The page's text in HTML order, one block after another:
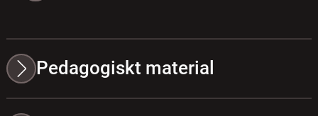
Pedagogiskt material